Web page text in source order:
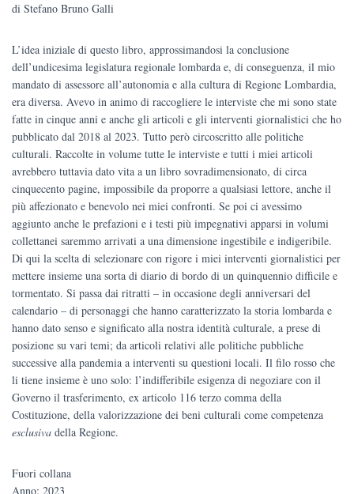
era:
€20.00.€19.00.
di Stefano Bruno Galli
L’idea iniziale di questo libro, approssimandosi la conclusione
dell’undicesima legislatura regionale lombarda e, di conseguenza, il mio
mandato di assessore all’autonomia e alla cultura di Regione Lombardia,
era diversa. Avevo in animo di raccogliere le interviste che mi sono state
fatte in cinque anni e anche gli articoli e gli interventi giornalistici che ho
pubblicato dal 2018 al 2023. Tutto però circoscritto alle politiche
culturali. Raccolte in volume tutte le interviste e tutti i miei articoli
avrebbero tuttavia dato vita a un libro sovradimensionato, di circa
cinquecento pagine, impossibile da proporre a qualsiasi lettore, anche il
più affezionato e benevolo nei miei confronti. Se poi ci avessimo
aggiunto anche le prefazioni e i testi più impegnativi apparsi in volumi
collettanei saremmo arrivati a una dimensione ingestibile e indigeribile.
Di qui la scelta di selezionare con rigore i miei interventi giornalistici per
mettere insieme una sorta di diario di bordo di un quinquennio difficile e
tormentato. Si passa dai ritratti – in occasione degli anniversari del
calendario – di personaggi che hanno caratterizzato la storia lombarda e
hanno dato senso e significato alla nostra identità culturale, a prese di
posizione su vari temi; da articoli relativi alle politiche pubbliche
successive alla pandemia a interventi su questioni locali. Il filo rosso che
li tiene insieme è uno solo: l’indifferibile esigenza di negoziare con il
Governo il trasferimento, ex articolo 116 terzo comma della
Costituzione, della valorizzazione dei beni culturali come competenza
esclusiva della Regione.
Fuori collana
Anno: 2023